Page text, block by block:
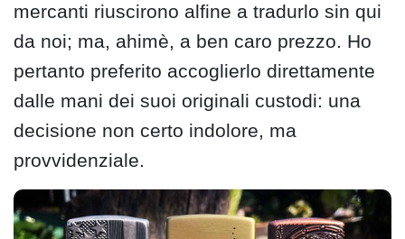
mercanti riuscirono alfine a tradurlo sin qui
da noi; ma, ahimè, a ben caro prezzo. Ho
pertanto preferito accoglierlo direttamente
dalle mani dei suoi originali custodi: una
decisione non certo indolore, ma
provvidenziale.